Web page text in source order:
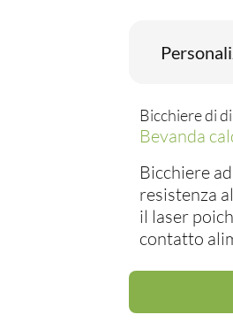
Bicchiere di
Bevanda
Bicchiere
resistenza
il laser
contatto